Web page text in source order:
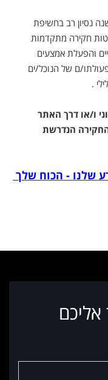
נסיון רב בחשיפת
חקירה מתקדמות
והפעלת אמצעים
ם של הנוכל/ים
.
ו/או דרך האתר
הנדרשת
שלנו - הכוח שלך
אליכם